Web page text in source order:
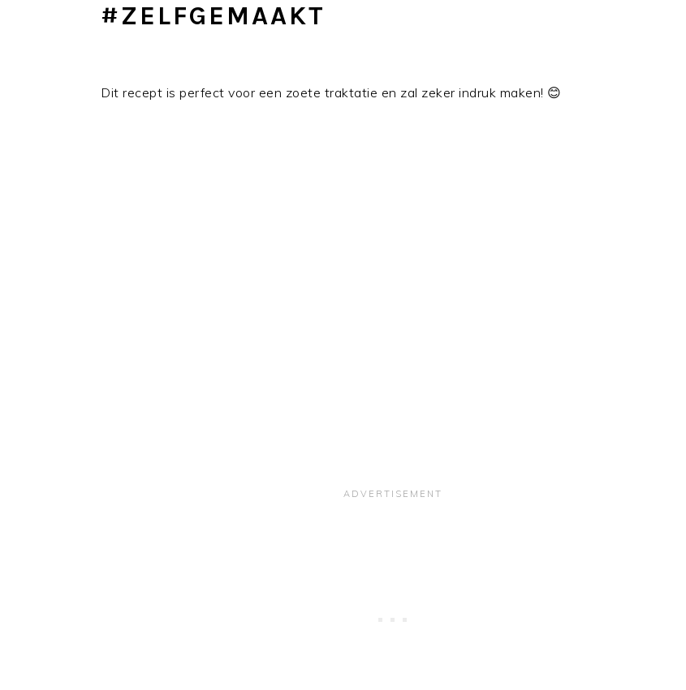
#ZELFGEMAAKT
Dit recept is perfect voor een zoete traktatie en zal zeker indruk maken! 😊